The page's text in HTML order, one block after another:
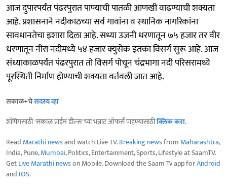
आज दुपारपर्यंत पंढरपुरात पाण्याची पातळी आणखी वाढण्याची शक्यता
आहे. प्रशासनाने नदीकाठच्या सर्व गावांना व स्थानिक नागरिकांना
सावधानतेचा इशारा दिला आहे. सध्या उजनी धरणातून ७५ हजार तर वीर
धरणातून नीरा नदीमध्ये ५४ हजार क्युसेक इतका विसर्ग सुरू आहे. आज
संध्याकाळपर्यंत पंढरपुरात तो विसर्ग पोचून चंद्रभागा नदी परिसरामध्ये
पूरस्थिती निर्माण होण्याची शक्यता वर्तवली जात आहे.
सकाळ+चेसदस्य व्हा
शॉपिंगसाठी 'सकाळ प्राईम डील्स'च्या भन्नाट ऑफर्स पाहण्यासाठीक्लिक करा.
Read Marathi newsand watch Live TV.Breaking newsfrom Maharashtra,
India, Pune,Mumbai, Politics, Entertainment, Sports, Lifestyle at SaamTV.
GetLive Marathi newson Mobile. Download the Saam Tv app forAndroid
and IOS.